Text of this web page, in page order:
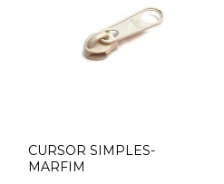
CURSOR SIMPLES-
MARFIM